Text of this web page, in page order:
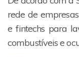
rede de
e fintechs para
combustíveis e